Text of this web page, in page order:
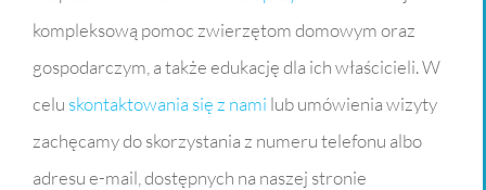
kompleksową pomoc zwierzętom domowym oraz
gospodarczym, a także edukację dla ich właścicieli. W
celu skontaktowania się z nami lub umówienia wizyty
zachęcamy do skorzystania z numeru telefonu albo
adresu e-mail, dostępnych na naszej stronie